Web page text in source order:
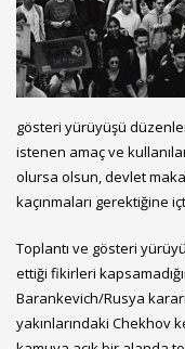
gösteri yürüyüşü
istenen amaç ve
olursa olsun, devlet
kaçınmaları gerektiğine
Toplantı ve gösteri
ettiği fikirleri
Barankevich/Rusya
yakınlarındaki Chekhov